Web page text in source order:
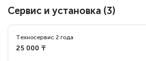
Сервис и установка (3)
Техносервис 2 года
25 000 ₸